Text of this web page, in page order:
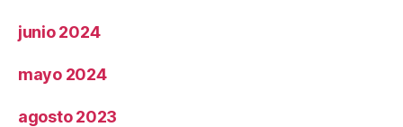
junio 2024
mayo 2024
agosto 2023